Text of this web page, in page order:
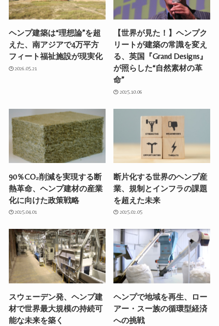
ヘンプ建築は“理想論”を超
えた、南アジアで4万平方
フィート福祉施設が現実化
2026.05.21
【世界が見た！】ヘンプク
リートが建築の常識を変え
る、英国『Grand Designs』
が照らした“自然素材の革
命”
2025.10.06
90％CO₂削減を実現する断
熱革命、ヘンプ建材の産業
化に向けた政策戦略
2025.04.01
断片化する世界のヘンプ産
業、規制とインフラの課題
を超えた未来
2025.02.05
スウェーデン発、ヘンプ建
材で世界最大規模の持続可
能な未来を築く
ヘンプで地域を再生、ロー
アー・スー族の循環型経済
への挑戦